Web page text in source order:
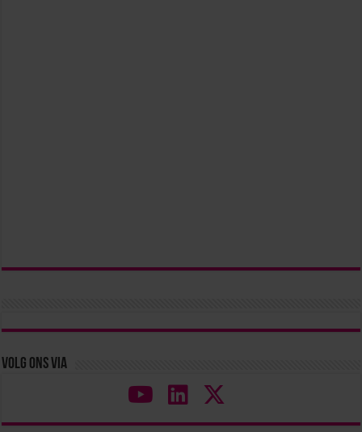
Volg ons via